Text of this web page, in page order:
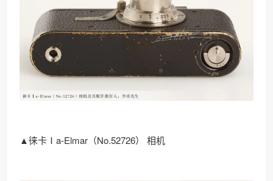
▲徕卡Ⅰa-Elmar（No.52726） 相机